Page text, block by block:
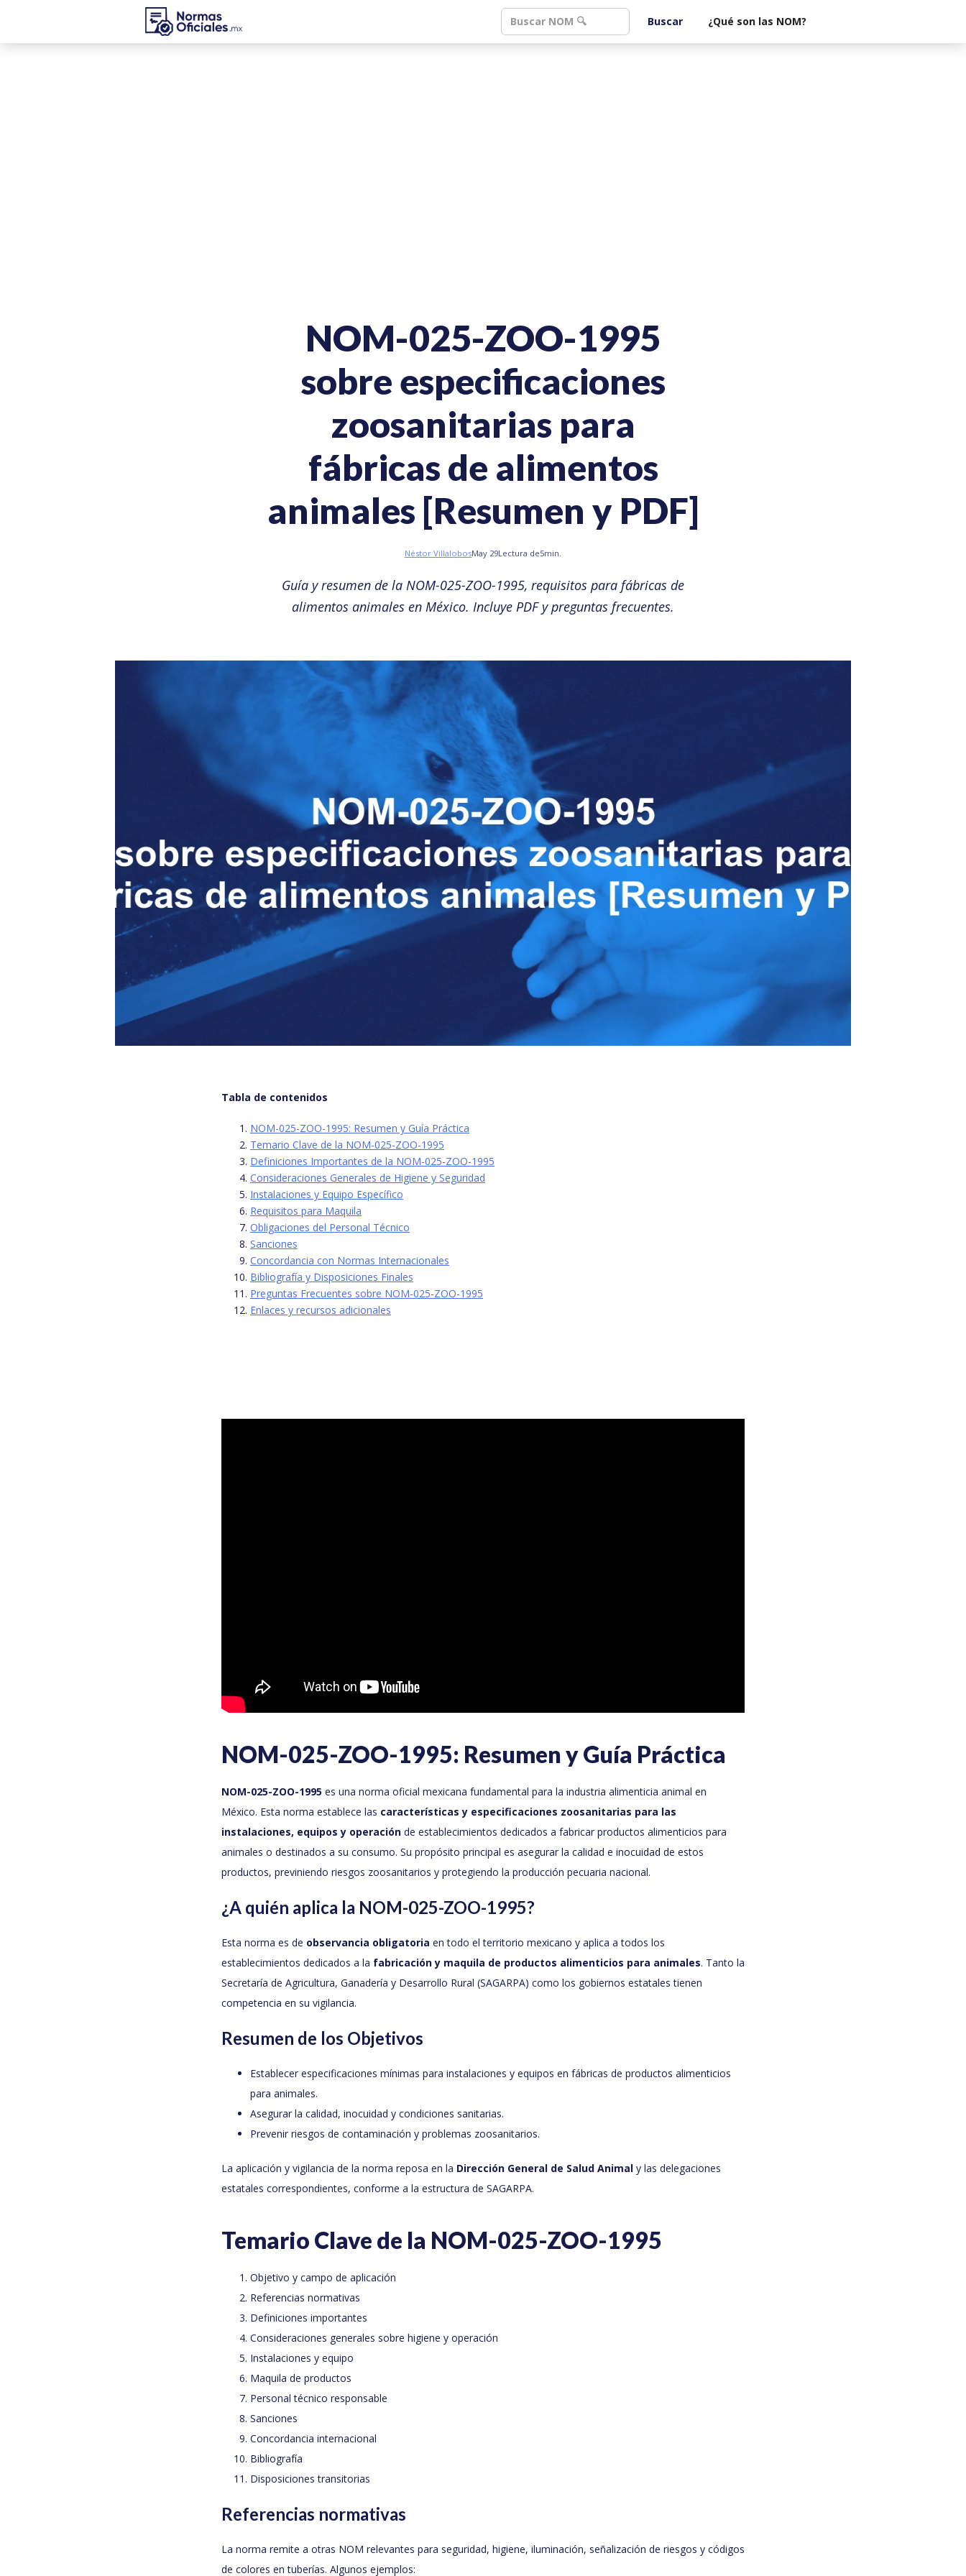
¿Qué son las NOM?
NOM-025-ZOO-1995
sobre especificaciones
zoosanitarias para
fábricas de alimentos
animales [Resumen y PDF]
Néstor VillalobosMay 29Lectura de5min.
Guía y resumen de la NOM-025-ZOO-1995, requisitos para fábricas de
alimentos animales en México. Incluye PDF y preguntas frecuentes.
Tabla de contenidos
NOM-025-ZOO-1995: Resumen y Guía Práctica
Temario Clave de la NOM-025-ZOO-1995
Definiciones Importantes de la NOM-025-ZOO-1995
Consideraciones Generales de Higiene y Seguridad
Instalaciones y Equipo Específico
Requisitos para Maquila
Obligaciones del Personal Técnico
Sanciones
Concordancia con Normas Internacionales
Bibliografía y Disposiciones Finales
Preguntas Frecuentes sobre NOM-025-ZOO-1995
Enlaces y recursos adicionales
NOM-025-ZOO-1995: Resumen y Guía Práctica
NOM-025-ZOO-1995 es una norma oficial mexicana fundamental para la industria alimenticia animal en
México. Esta norma establece las características y especificaciones zoosanitarias para las
instalaciones, equipos y operación de establecimientos dedicados a fabricar productos alimenticios para
animales o destinados a su consumo. Su propósito principal es asegurar la calidad e inocuidad de estos
productos, previniendo riesgos zoosanitarios y protegiendo la producción pecuaria nacional.
¿A quién aplica la NOM-025-ZOO-1995?
Esta norma es de observancia obligatoria en todo el territorio mexicano y aplica a todos los
establecimientos dedicados a la fabricación y maquila de productos alimenticios para animales. Tanto la
Secretaría de Agricultura, Ganadería y Desarrollo Rural (SAGARPA) como los gobiernos estatales tienen
competencia en su vigilancia.
Resumen de los Objetivos
Establecer especificaciones mínimas para instalaciones y equipos en fábricas de productos alimenticios
para animales.
Asegurar la calidad, inocuidad y condiciones sanitarias.
Prevenir riesgos de contaminación y problemas zoosanitarios.
La aplicación y vigilancia de la norma reposa en la Dirección General de Salud Animal y las delegaciones
estatales correspondientes, conforme a la estructura de SAGARPA.
Temario Clave de la NOM-025-ZOO-1995
Objetivo y campo de aplicación
Referencias normativas
Definiciones importantes
Consideraciones generales sobre higiene y operación
Instalaciones y equipo
Maquila de productos
Personal técnico responsable
Sanciones
Concordancia internacional
Bibliografía
Disposiciones transitorias
Referencias normativas
La norma remite a otras NOM relevantes para seguridad, higiene, iluminación, señalización de riesgos y códigos
de colores en tuberías. Algunos ejemplos: